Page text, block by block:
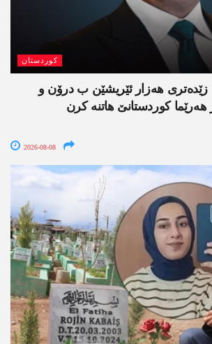
کوردستان
زێدەتری ھەزار ئێریشێن ب درۆن و
کوردستانێ ھاتنە کرن
2026-08-08